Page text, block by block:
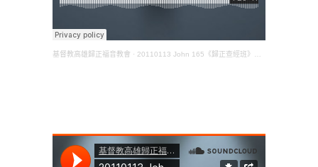
基督教高雄歸正福音教會 · 20110113 John 165《歸正查經班》約翰福音(吳永霖長老)